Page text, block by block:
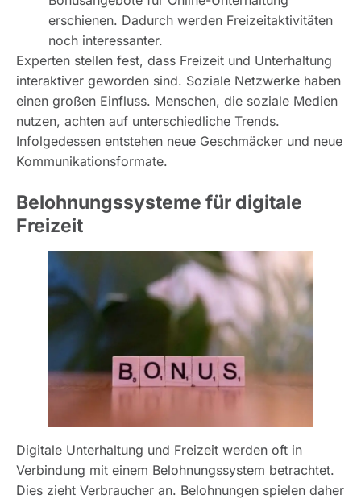
erschienen. Dadurch werden Freizeitaktivitäten
noch interessanter.
Experten stellen fest, dass Freizeit und Unterhaltung
interaktiver geworden sind. Soziale Netzwerke haben
einen großen Einfluss. Menschen, die soziale Medien
nutzen, achten auf unterschiedliche Trends.
Infolgedessen entstehen neue Geschmäcker und neue
Kommunikationsformate.
Belohnungssysteme für digitale
Freizeit
Digitale Unterhaltung und Freizeit werden oft in
Verbindung mit einem Belohnungssystem betrachtet.
Dies zieht Verbraucher an. Belohnungen spielen daher